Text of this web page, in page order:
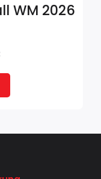
WM 2026